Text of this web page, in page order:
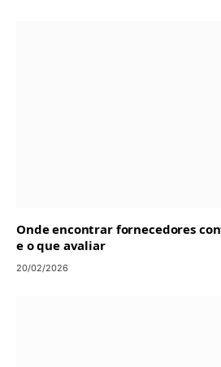
Onde encontrar fornecedores
e o que avaliar
20/02/2026